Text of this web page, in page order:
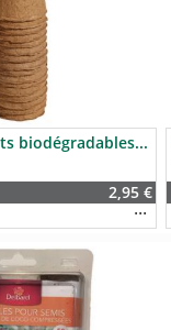
Sachet 16 godets biodégradables ronds 8cm - Delbard
2,95 €